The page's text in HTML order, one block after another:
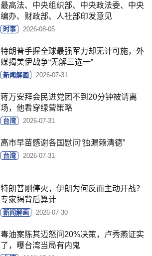
最高法、中央组织部、中央政法委、中央
编办、财政部、人社部印发意见
时事 2026-08-05
特朗普手握全球最强军力却无计可施，外
媒揭美伊战争“无解三选一”
新闻解画 2026-07-31
蒋万安拜会民进党团不到20分钟被请离
场，他看穿绿营策略
台湾 2026-07-31
高市早苗感谢各国慰问“独漏赖清德”
台湾 2026-07-31
特朗普刚停火，伊朗为何反而主动开战？
专家揭背后算计
新闻解画 2026-07-30
毒油案陈其迈怒问20%决策，卢秀燕证实
了，曝台湾当局有内鬼